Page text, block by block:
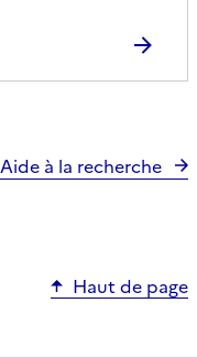
Aide à la recherche
Haut de page